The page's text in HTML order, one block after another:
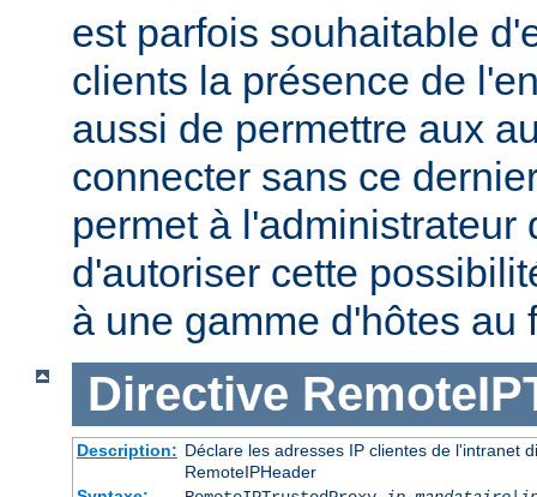
est parfois souhaitable
clients la présence de
aussi de permettre aux
connecter sans ce
permet à l'administrateur
d'autoriser cette
à une gamme d'hôtes au
Directive
Description: Déclare les adresses IP clientes de l'intranet
RemoteIPHeader